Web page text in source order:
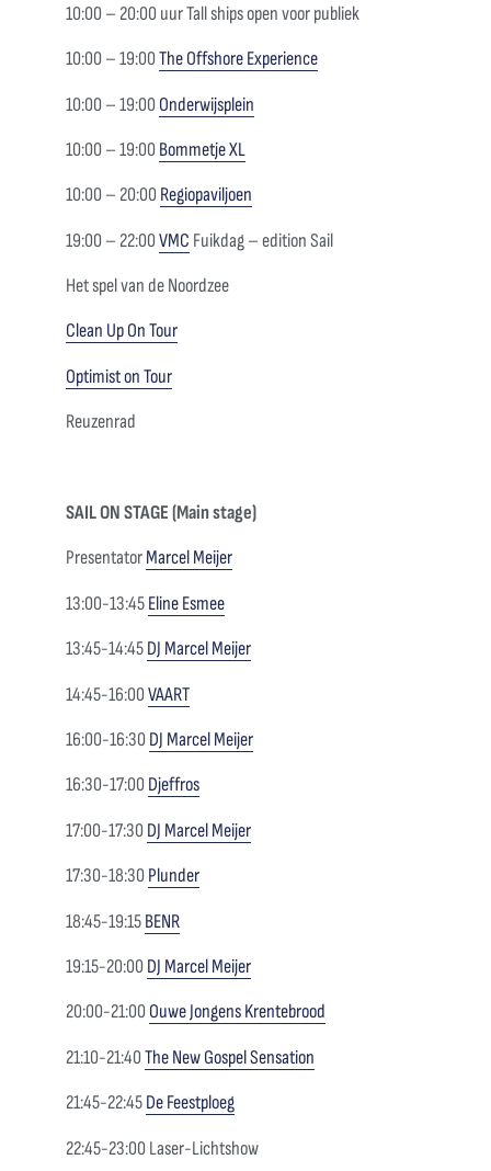
10:00 – 20:00 uur Tall ships open voor publiek
10:00 – 19:00The Offshore Experience
10:00 – 19:00 Onderwijsplein
10:00 – 19:00 Bommetje XL
10:00 – 20:00 Regiopaviljoen
19:00 – 22:00VMC Fuikdag – edition Sail
Het spel van de Noordzee
Clean Up On Tour
Optimist on Tour
Reuzenrad
SAIL ON STAGE (Main stage)
PresentatorMarcel Meijer
13:00-13:45Eline Esmee
13:45-14:45DJ Marcel Meijer
14:45-16:00VAART
16:00-16:30 DJ Marcel Meijer
16:30-17:00 Djeffros
17:00-17:30 DJ Marcel Meijer
17:30-18:30 Plunder
18:45-19:15BENR
19:15-20:00 DJ Marcel Meijer
20:00-21:00 Ouwe Jongens Krentebrood
21:10-21:40The New Gospel Sensation
21:45-22:45De Feestploeg
22:45-23:00 Laser-Lichtshow